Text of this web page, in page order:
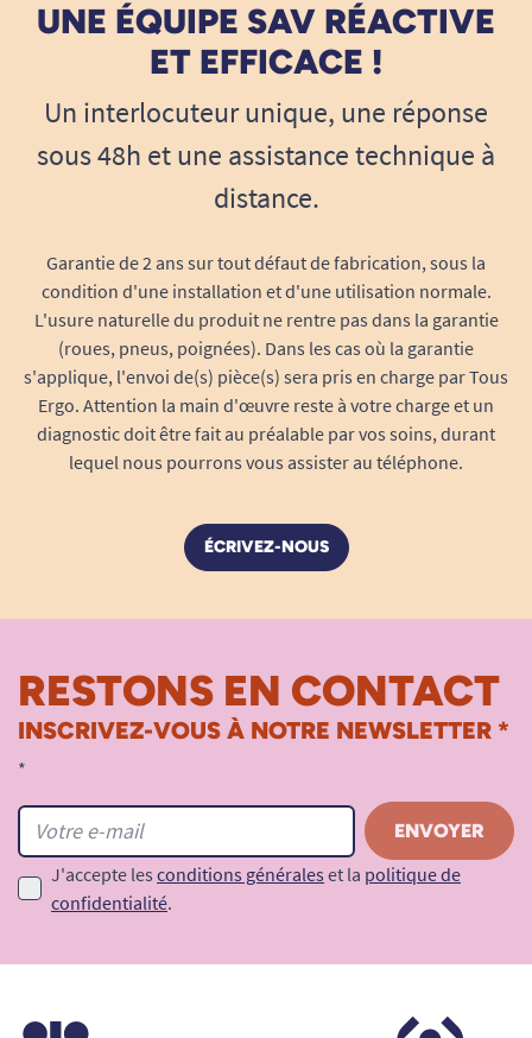
UNE ÉQUIPE SAV RÉACTIVE
ET EFFICACE !
Un interlocuteur unique, une réponse
sous 48h et une assistance technique à
distance.
Garantie de 2 ans sur tout défaut de fabrication, sous la
condition d'une installation et d'une utilisation normale.
L'usure naturelle du produit ne rentre pas dans la garantie
(roues, pneus, poignées). Dans les cas où la garantie
s'applique, l'envoi de(s) pièce(s) sera pris en charge par Tous
Ergo. Attention la main d'œuvre reste à votre charge et un
diagnostic doit être fait au préalable par vos soins, durant
lequel nous pourrons vous assister au téléphone.
ÉCRIVEZ-NOUS
RESTONS EN CONTACT
INSCRIVEZ-VOUS À NOTRE NEWSLETTER *
*
J'accepte les conditions générales et la politique de
confidentialité.